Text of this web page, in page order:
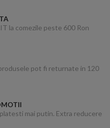
la comezile peste 600 Ron
pot fi returnate in 120
mai putin. Extra reducere